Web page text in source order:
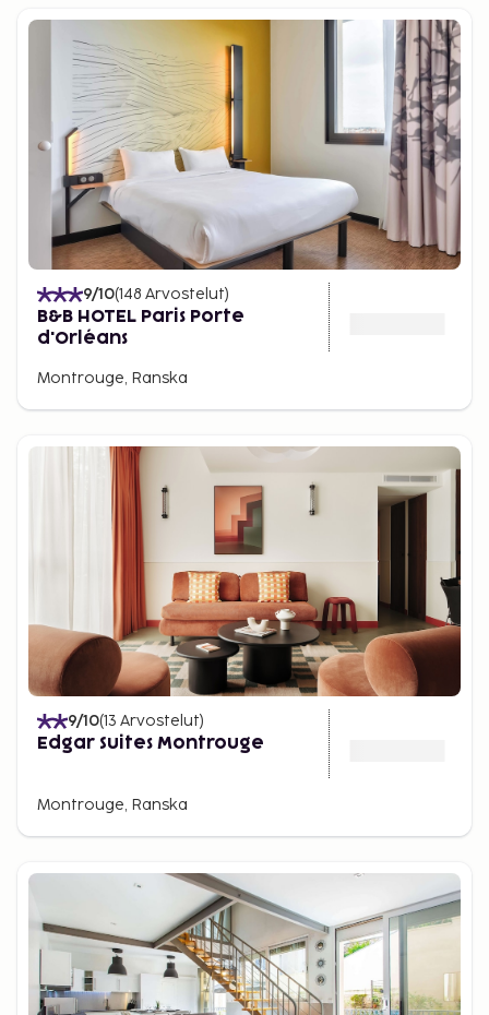
9/10(148 Arvostelut)
B&B HOTEL Paris Porte
d'Orléans
Montrouge, Ranska
9/10(13 Arvostelut)
Edgar Suites Montrouge
Montrouge, Ranska